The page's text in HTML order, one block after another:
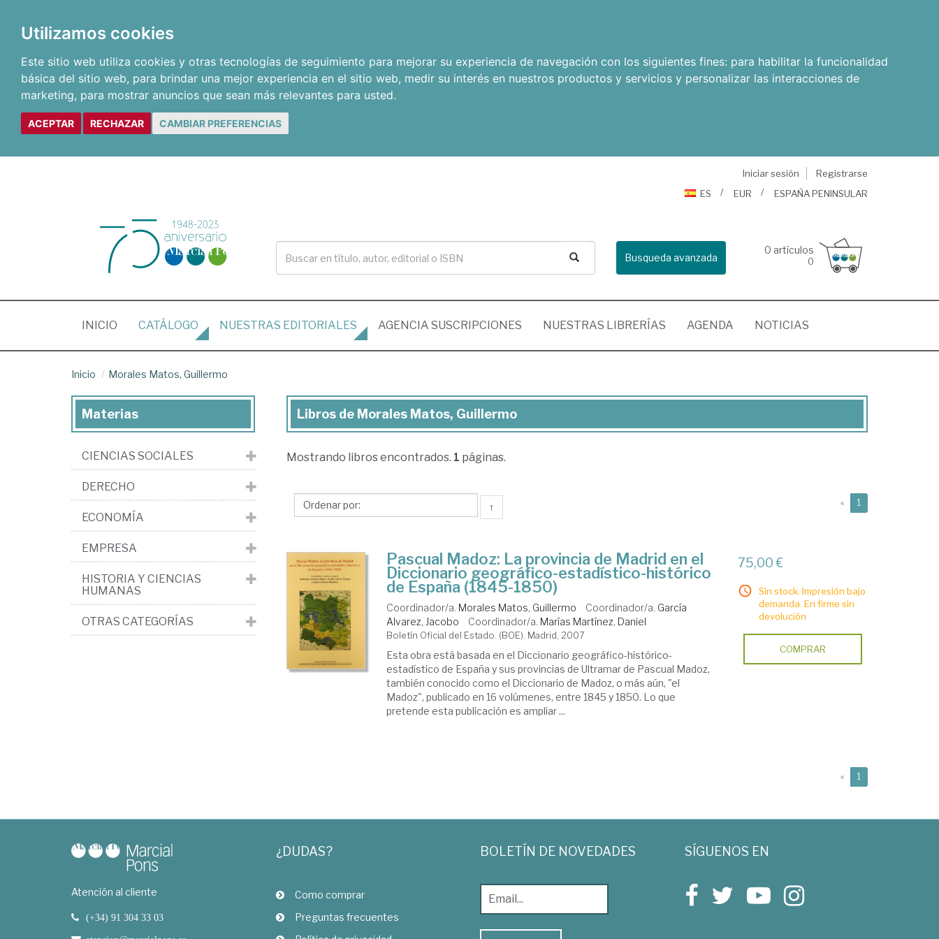
Utilizamos cookies
Este sitio web utiliza cookies y otras tecnologías de seguimiento para mejorar su experiencia de navegación con los siguientes fines: para habilitar la funcionalidad
básica del sitio web, para brindar una mejor experiencia en el sitio web, medir su interés en nuestros productos y servicios y personalizar las interacciones de
marketing, para mostrar anuncios que sean más relevantes para usted.
ACEPTAR RECHAZAR CAMBIAR PREFERENCIAS
Iniciar sesión
Registrarse
ES
EUR ESPAÑA PENINSULAR
Busqueda avanzada
0 artículos
0
INICIO (CURRENT)
CATÁLOGO NUESTRAS EDITORIALES AGENCIA SUSCRIPCIONES NUESTRAS LIBRERÍAS AGENDA NOTICIAS
Inicio Morales Matos, Guillermo
Libros
Morales
Guillermo
Libros de Morales Matos, Guillermo
Mostrando libros encontrados. 1 páginas.
↑ « 1
Pascual Madoz: La provincia de Madrid en el
Diccionario geográfico-estadístico-histórico
de España (1845-1850)
Coordinador/a. Morales Matos, Guillermo Coordinador/a. García
Alvarez, Jacobo
Coordinador/a. Marías Martínez, Daniel
Boletín Oficial del Estado. (BOE). Madrid, 2007
Esta obra está basada en el Diccionario geográfico-histórico-
estadístico de España y sus provincias de Ultramar de Pascual Madoz,
también conocido como el Diccionario de Madoz, o más aún, "el
Madoz", publicado en 16 volúmenes, entre 1845 y 1850. Lo que
pretende esta publicación es ampliar ...
75,00 €
Sin stock. Impresión bajo
demanda. En firme sin
devolución
COMPRAR
« 1
Materias
CIENCIAS SOCIALES
DERECHO
ECONOMÍA
EMPRESA
HISTORIA Y CIENCIAS
HUMANAS
OTRAS CATEGORÍAS
Atención al cliente
(+34) 91 304 33 03
¿DUDAS?
Como comprar
Preguntas frecuentes
BOLETÍN DE NOVEDADES SÍGUENOS EN